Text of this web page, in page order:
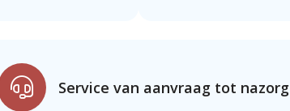
Service van aanvraag tot nazorg